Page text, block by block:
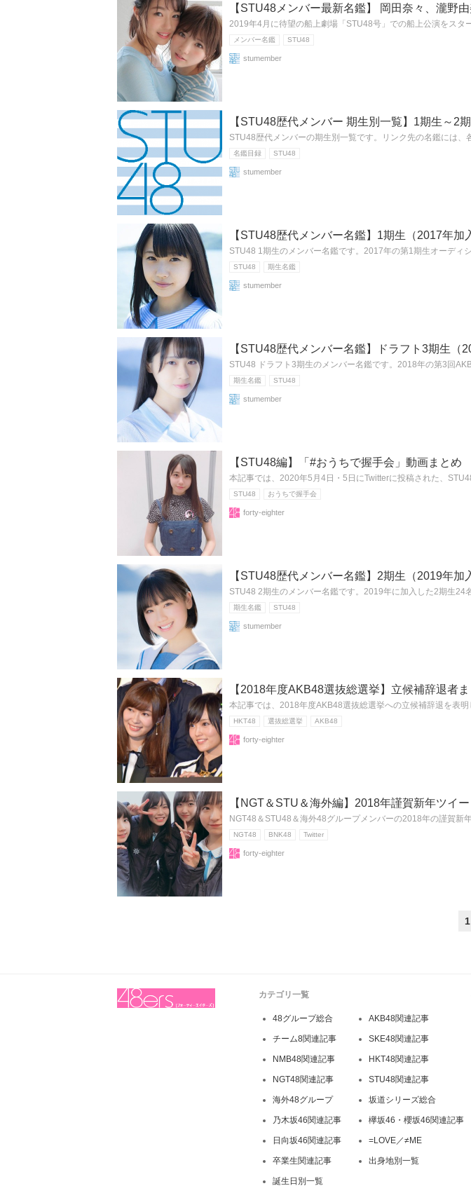
【STU48メンバー最新名鑑】 岡田奈々、瀧野
2019年4月に待望の船上劇場「STU48号」での船上公演をス
メンバー名鑑 STU48
stumember
【STU48歴代メンバー 期生別一覧】1期生～2
STU48歴代メンバーの期生別一覧です。リンク先の名鑑には
名鑑目録 STU48
stumember
【STU48歴代メンバー名鑑】1期生（2017年
STU48 1期生のメンバー名鑑です。2017年の第1期生オーデ
STU48 期生名鑑
stumember
【STU48歴代メンバー名鑑】ドラフト3期生（
STU48 ドラフト3期生のメンバー名鑑です。2018年の第3回
期生名鑑 STU48
stumember
【STU48編】「#おうちで握手会」動画まと
本記事では、2020年5月4日・5日にTwitterに投稿された、
STU48 おうちで握手会
forty-eighter
【STU48歴代メンバー名鑑】2期生（2019年
STU48 2期生のメンバー名鑑です。2019年に加入した2期生
期生名鑑 STU48
stumember
【2018年度AKB48選抜総選挙】立候補辞退者
本記事では、2018年度AKB48選抜総選挙への立候補辞退を表
HKT48 選抜総選挙 AKB48
forty-eighter
【NGT＆STU＆海外編】2018年謹賀新年ツイ
NGT48＆STU48＆海外48グループメンバーの2018年の謹賀新
NGT48 BNK48 Twitter
forty-eighter
1
カテゴリ一覧
48グループ総合 AKB48関連記事
チーム8関連記事 SKE48関連記事
NMB48関連記事 HKT48関連記事
NGT48関連記事 STU48関連記事
海外48グループ 坂道シリーズ総合
乃木坂46関連記事 欅坂46・櫻坂46関連記事
日向坂46関連記事 =LOVE／≠ME
卒業生関連記事 出身地別一覧
誕生日別一覧